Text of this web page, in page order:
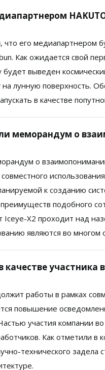
что его медиапартнером
Как ожидается свой
выведен
лунную поверхность.
в качестве
меморандум о
о
к созданию
подобного
Iceye-X2 проходит над
являются во многом
качестве
работы в рамках
повышение
участия компании
Как отметили
технического